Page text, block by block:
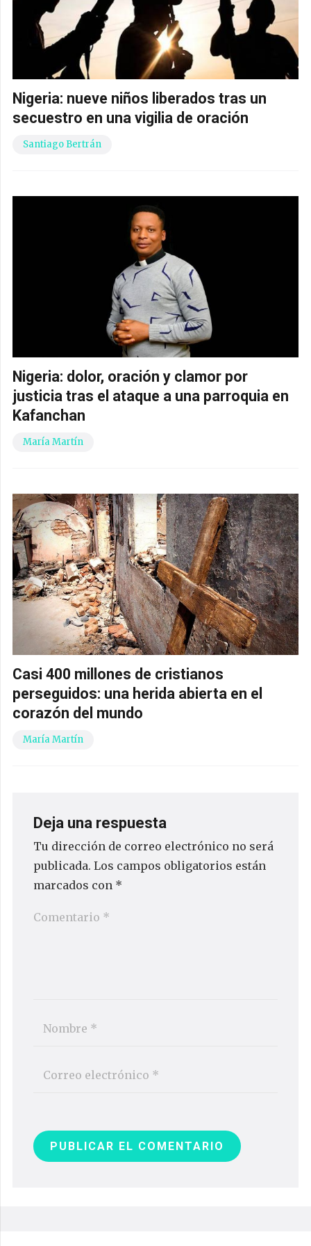
Nigeria: nueve niños liberados tras un
secuestro en una vigilia de oración
Santiago Bertrán
Nigeria: dolor, oración y clamor por
justicia tras el ataque a una parroquia en
Kafanchan
María Martín
Casi 400 millones de cristianos
perseguidos: una herida abierta en el
corazón del mundo
María Martín
Deja una respuesta
Tu dirección de correo electrónico no será
publicada. Los campos obligatorios están
marcados con *
PUBLICAR EL COMENTARIO